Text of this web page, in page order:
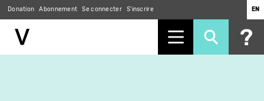
Donation Abonnement Se connecter S'inscrire EN